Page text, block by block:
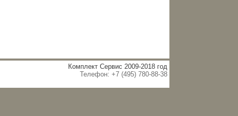
Комплект Сервис 2009-2018 год
Телефон: +7 (495) 780-88-38